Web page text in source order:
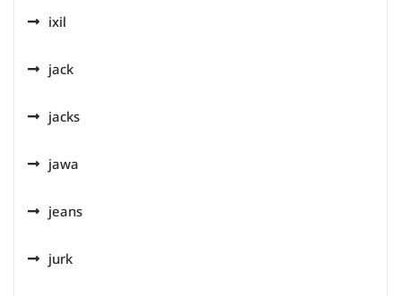
ixil
jack
jacks
jawa
jeans
jurk